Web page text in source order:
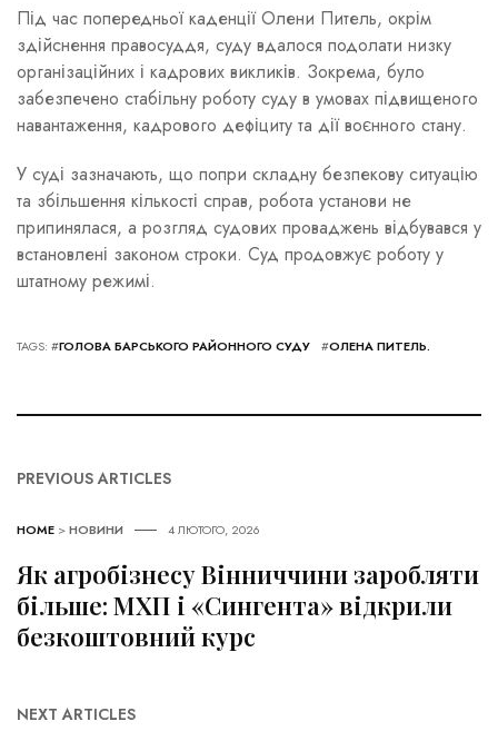
Під час попередньої каденції Олени Питель, окрім
здійснення правосуддя, суду вдалося подолати низку
організаційних і кадрових викликів. Зокрема, було
забезпечено стабільну роботу суду в умовах підвищеного
навантаження, кадрового дефіциту та дії воєнного стану.
У суді зазначають, що попри складну безпекову ситуацію
та збільшення кількості справ, робота установи не
припинялася, а розгляд судових проваджень відбувався у
встановлені законом строки. Суд продовжує роботу у
штатному режимі.
TAGS: #ГОЛОВА БАРСЬКОГО РАЙОННОГО СУДУ #ОЛЕНА ПИТЕЛЬ.
PREVIOUS ARTICLES
HOME >НОВИНИ 4 ЛЮТОГО, 2026
Як агробізнесу Вінниччини заробляти
більше: МХП і «Сингента» відкрили
безкоштовний курс
NEXT ARTICLES